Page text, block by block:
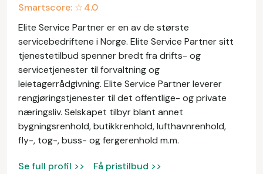
Smartscore: ☆4.0
Elite Service Partner er en av de største
servicebedriftene i Norge. Elite Service Partner sitt
tjenestetilbud spenner bredt fra drifts- og
servicetjenester til forvaltning og
leietagerrådgivning. Elite Service Partner leverer
rengjøringstjenester til det offentlige- og private
næringsliv. Selskapet tilbyr blant annet
bygningsrenhold, butikkrenhold, lufthavnrenhold,
fly-, tog-, buss- og fergerenhold m.m.
Se full profil >> Få pristilbud >>